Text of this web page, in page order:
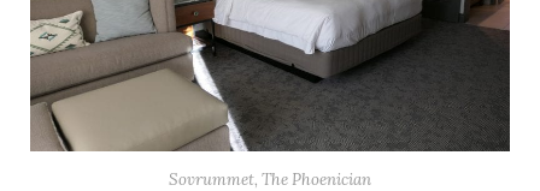
Sovrummet, The Phoenician